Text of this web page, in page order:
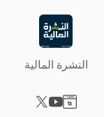
النشرة المالية